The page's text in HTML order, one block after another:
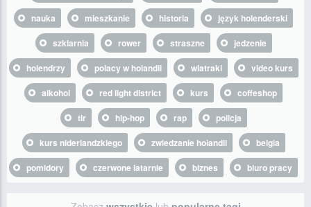
nauka
mieszkanie historia
język holenderski
szklarnia
rower straszne
jedzenie
holendrzy
polacy w holandii wiatraki
video kurs
alkohol
red light district kurs
coffeshop
tir
hip-hop rap
policja
kurs niderlandzkiego
zwiedzanie holandii
belgia
pomidory
czerwone latarnie biznes biuro pracy